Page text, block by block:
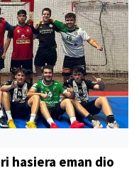
hasiera eman dio